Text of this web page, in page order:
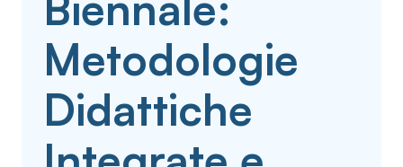
Metodologie
Didattiche